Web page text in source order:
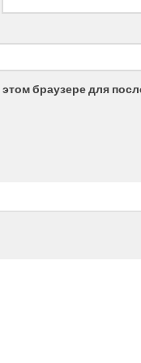
этом браузере для